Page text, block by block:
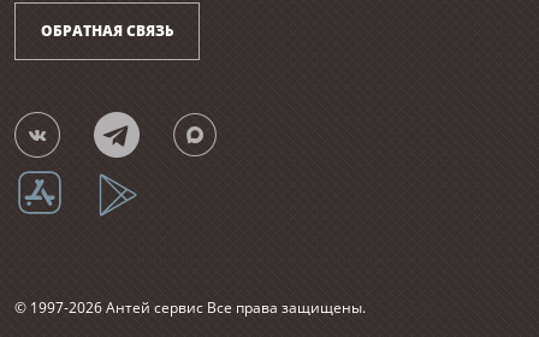
ОБРАТНАЯ СВЯЗЬ
© 1997-2026 Антей сервис Все права защищены.